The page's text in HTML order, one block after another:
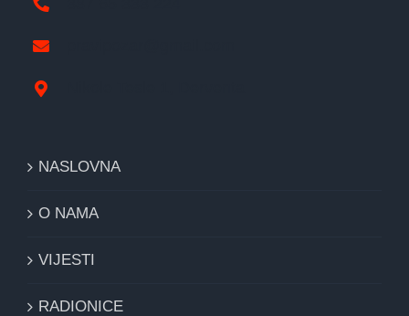
NASLOVNA
O NAMA
VIJESTI
RADIONICE